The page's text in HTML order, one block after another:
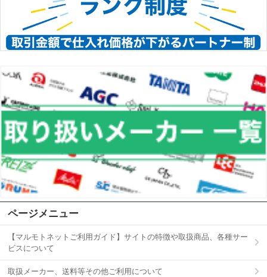
ページメニュー
【マルモトネットご利用ガイド】サイトの特徴や取扱商品、各種サー
ビスについて
取扱メーカー、送料等その他ご利用について